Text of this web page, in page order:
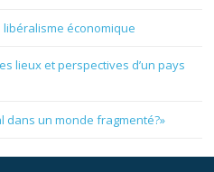
libéralisme économique
lieux et perspectives d’un pays
dans un monde fragmenté?»